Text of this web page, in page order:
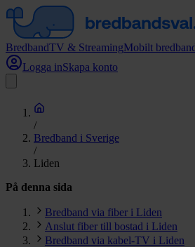
BredbandTV & StreamingMobilt
Logga inSkapa konto
/
Bredband i Sverige
/
Liden
På denna sida
Bredband via fiber i Liden
Anslut fiber till bostad i Liden
Bredband via kabel-TV i Liden